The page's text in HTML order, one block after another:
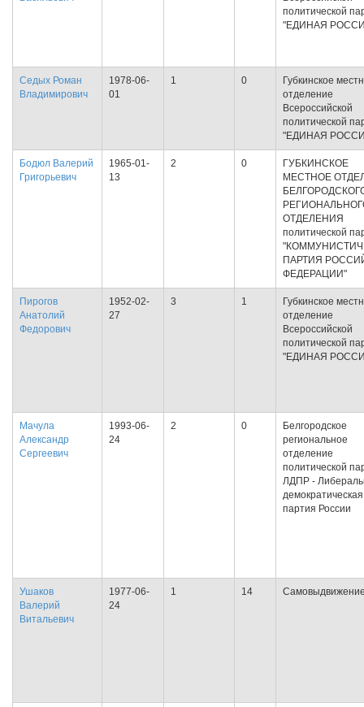
политической
"ЕДИНАЯ
Седых Роман
Владимирович
1978-06-
01
1 0
Губкинское
отделение
Всероссийской
политической
"ЕДИНАЯ
Бодюл Валерий
Григорьевич
1965-01-
13
2 0
ГУБКИНСКОЕ
МЕСТНОЕ
ОТДЕЛЕНИЯ
политической
ПАРТИЯ
ФЕДЕРАЦИИ"
Пирогов
Анатолий
Федорович
1952-02-
27
3 1
Губкинское
отделение
Всероссийской
политической
"ЕДИНАЯ
Мачула
Александр
Сергеевич
1993-06-
24
2 0
Белгородское
региональное
отделение
политической
ЛДПР -
демократическая
партия России
Ушаков
Валерий
Витальевич
1977-06-
24
1 14